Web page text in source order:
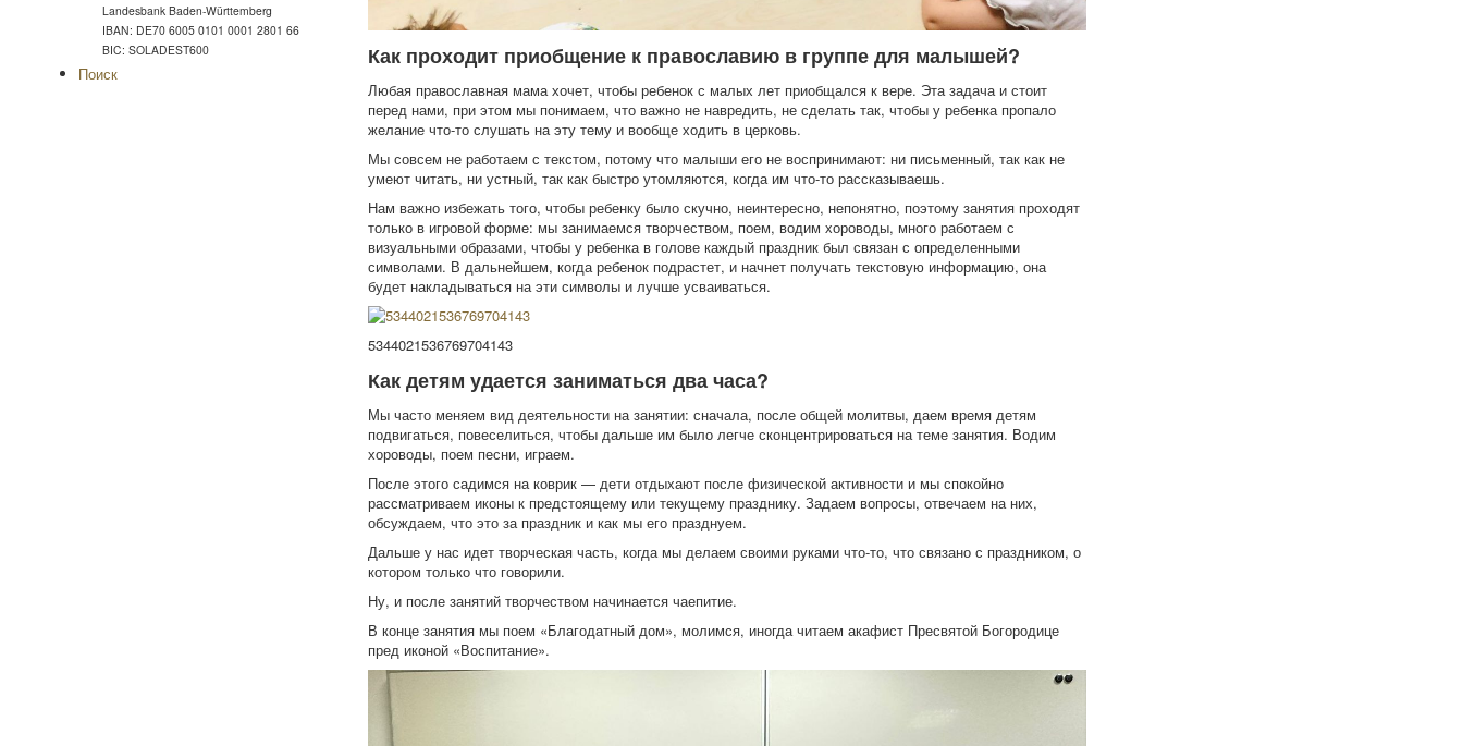
Landesbank Baden-Württemberg
IBAN: DE70 6005 0101 0001 2801 66
BIC: SOLADEST600
Поиск
Как проходит приобщение к православию в группе для малышей?
Любая православная мама хочет, чтобы ребенок с малых лет приобщался к вере. Эта задача и стоит
перед нами, при этом мы понимаем, что важно не навредить, не сделать так, чтобы у ребенка пропало
желание что-то слушать на эту тему и вообще ходить в церковь.
Мы совсем не работаем с текстом, потому что малыши его не воспринимают: ни письменный, так как не
умеют читать, ни устный, так как быстро утомляются, когда им что-то рассказываешь.
Нам важно избежать того, чтобы ребенку было скучно, неинтересно, непонятно, поэтому занятия проходят
только в игровой форме: мы занимаемся творчеством, поем, водим хороводы, много работаем с
визуальными образами, чтобы у ребенка в голове каждый праздник был связан с определенными
символами. В дальнейшем, когда ребенок подрастет, и начнет получать текстовую информацию, она
будет накладываться на эти символы и лучше усваиваться.
5344021536769704143
Как детям удается заниматься два часа?
Мы часто меняем вид деятельности на занятии: сначала, после общей молитвы, даем время детям
подвигаться, повеселиться, чтобы дальше им было легче сконцентрироваться на теме занятия. Водим
хороводы, поем песни, играем.
После этого садимся на коврик — дети отдыхают после физической активности и мы спокойно
рассматриваем иконы к предстоящему или текущему празднику. Задаем вопросы, отвечаем на них,
обсуждаем, что это за праздник и как мы его празднуем.
Дальше у нас идет творческая часть, когда мы делаем своими руками что-то, что связано с праздником, о
котором только что говорили.
Ну, и после занятий творчеством начинается чаепитие.
В конце занятия мы поем «Благодатный дом», молимся, иногда читаем акафист Пресвятой Богородице
пред иконой «Воспитание».